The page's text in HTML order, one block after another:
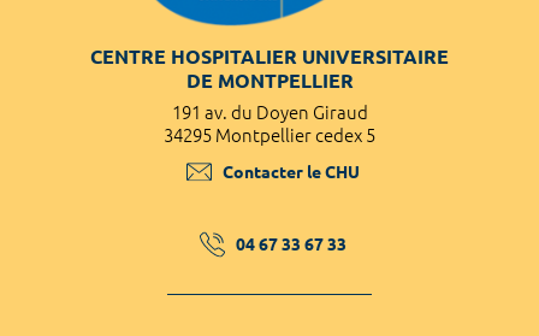
CENTRE HOSPITALIER UNIVERSITAIRE
DE MONTPELLIER
191 av. du Doyen Giraud
34295 Montpellier cedex 5
Contacter le CHU
04 67 33 67 33